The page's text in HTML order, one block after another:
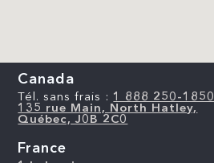
Canada
Tél. sans frais : 1 888 250-1850
135 rue Main, North Hatley,
Québec, J0B 2C0
France